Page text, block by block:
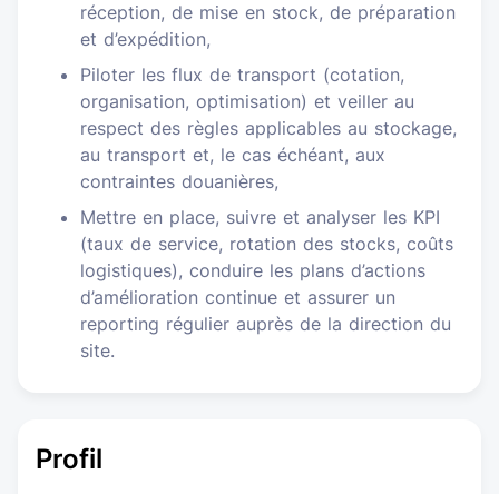
réception, de mise en stock, de préparation
et d’expédition,
Piloter les flux de transport (cotation,
organisation, optimisation) et veiller au
respect des règles applicables au stockage,
au transport et, le cas échéant, aux
contraintes douanières,
Mettre en place, suivre et analyser les KPI
(taux de service, rotation des stocks, coûts
logistiques), conduire les plans d’actions
d’amélioration continue et assurer un
reporting régulier auprès de la direction du
site.
Profil